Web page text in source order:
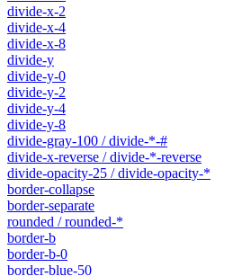
divide-x-2
divide-x-4
divide-x-8
divide-y
divide-y-0
divide-y-2
divide-y-4
divide-y-8
divide-gray-100 / divide-*-#
divide-x-reverse / divide-*-reverse
divide-opacity-25 / divide-opacity-*
border-collapse
border-separate
rounded / rounded-*
border-b
border-b-0
border-blue-50